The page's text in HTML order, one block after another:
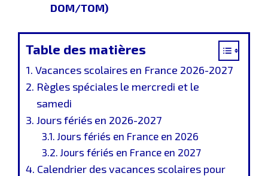
DOM/TOM)
Table des matières
Vacances scolaires en France 2026-2027
Règles spéciales le mercredi et le
samedi
Jours fériés en 2026-2027
Jours fériés en France en 2026
Jours fériés en France en 2027
Calendrier des vacances scolaires pour